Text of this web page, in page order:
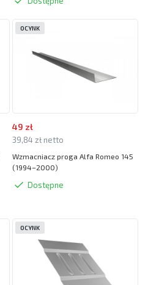
49 zł
39,84 zł netto
Wzmacniacz proga Alfa Romeo 145
(1994–2000)
Dostępne
OCYNK
OCYNK